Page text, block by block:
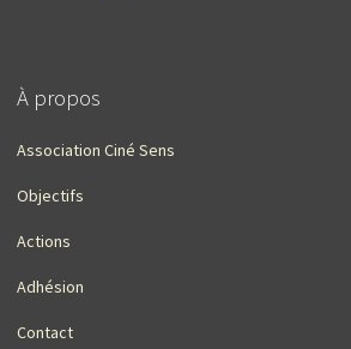
À propos
Association Ciné Sens
Objectifs
Actions
Adhésion
Contact